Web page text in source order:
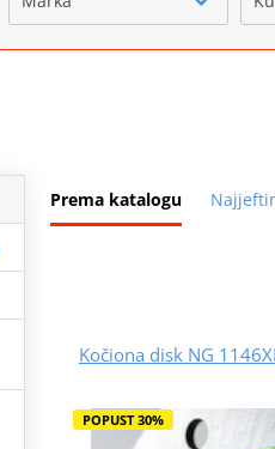
Prema katalogu
Kočiona disk NG
POPUST 30%